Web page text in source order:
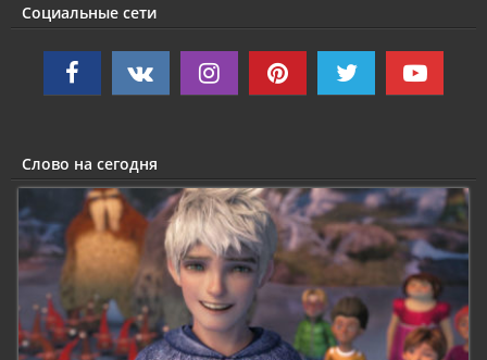
Социальные сети
Слово на сегодня